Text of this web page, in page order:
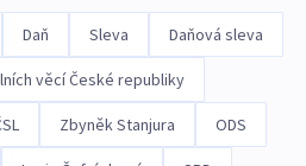
Daň Sleva Daňová sleva
věcí České republiky
Zbyněk Stanjura ODS